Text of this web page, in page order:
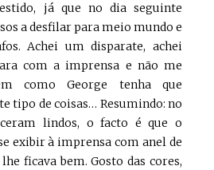
já que no dia seguinte
a desfilar para meio mundo e
Achei um disparate, achei
com a imprensa e não me
como George tenha que
tipo de coisas… Resumindo: no
lindos, o facto é que o
exibir à imprensa com anel de
ficava bem. Gosto das cores,